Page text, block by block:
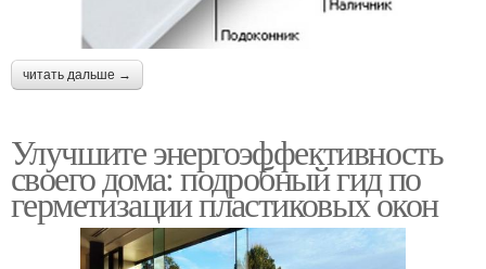
читать дальше →
Улучшите энергоэффективность
своего дома: подробный гид по
герметизации пластиковых окон